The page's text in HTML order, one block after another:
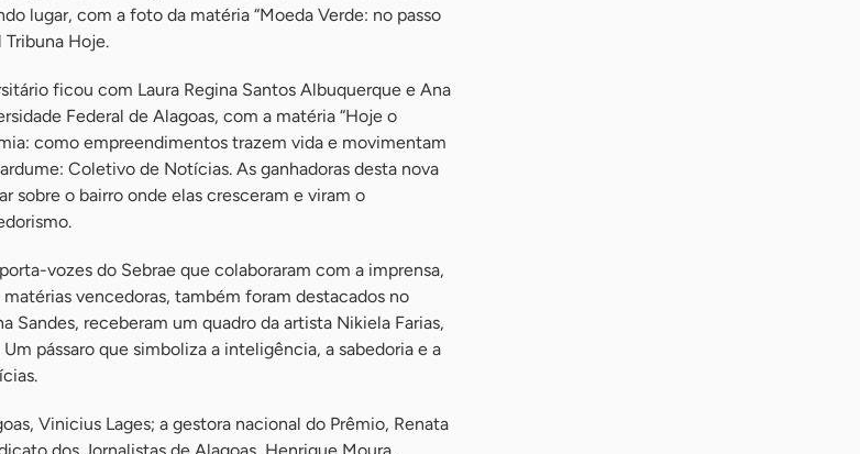
lugar, com a foto da matéria “Moeda Verde: no passo
Tribuna Hoje.
ficou com Laura Regina Santos Albuquerque e Ana
Federal de Alagoas, com a matéria “Hoje o
como empreendimentos trazem vida e movimentam
Coletivo de Notícias. As ganhadoras desta nova
sobre o bairro onde elas cresceram e viram o
vozes do Sebrae que colaboraram com a imprensa,
vencedoras, também foram destacados no
Sandes, receberam um quadro da artista Nikiela Farias,
pássaro que simboliza a inteligência, a sabedoria e a
Vinicius Lages; a gestora nacional do Prêmio, Renata